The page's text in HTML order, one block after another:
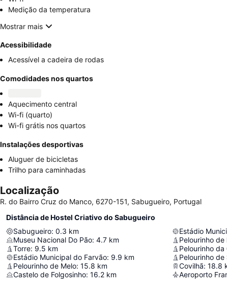
Medição da temperatura
Mostrar mais
Acessibilidade
Acessível a cadeira de rodas
Comodidades nos quartos
Aquecimento central
Wi-fi (quarto)
Wi-fi grátis nos quartos
Instalações desportivas
Aluguer de bicicletas
Trilho para caminhadas
Localização
R. do Bairro Cruz do Manco, 6270-151, Sabugueiro, Portugal
Distância de Hostel Criativo do Sabugueiro
Sabugueiro: 0.3 km
Museu Nacional Do Pão: 4.7 km
Torre: 9.5 km
Estádio Municipal do Farvão: 9.9 km
Pelourinho de Melo: 15.8 km
Castelo de Folgosinho: 16.2 km
Pelourinho
Pelourinho da
Pelourinho de
Covilhã: 18.8
Aeroporto